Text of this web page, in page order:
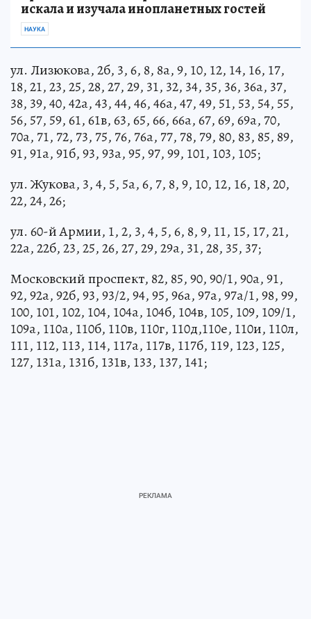
искала и изучала инопланетных гостей
НАУКА
ул. Лизюкова, 2б, 3, 6, 8, 8а, 9, 10, 12, 14, 16, 17,
18, 21, 23, 25, 28, 27, 29, 31, 32, 34, 35, 36, 36а, 37,
38, 39, 40, 42а, 43, 44, 46, 46а, 47, 49, 51, 53, 54, 55,
56, 57, 59, 61, 61в, 63, 65, 66, 66а, 67, 69, 69а, 70,
70а, 71, 72, 73, 75, 76, 76а, 77, 78, 79, 80, 83, 85, 89,
91, 91а, 91б, 93, 93а, 95, 97, 99, 101, 103, 105;
ул. Жукова, 3, 4, 5, 5а, 6, 7, 8, 9, 10, 12, 16, 18, 20,
22, 24, 26;
ул. 60-й Армии, 1, 2, 3, 4, 5, 6, 8, 9, 11, 15, 17, 21,
22а, 22б, 23, 25, 26, 27, 29, 29а, 31, 28, 35, 37;
Московский проспект, 82, 85, 90, 90/1, 90а, 91,
92, 92а, 92б, 93, 93/2, 94, 95, 96а, 97а, 97а/1, 98, 99,
100, 101, 102, 104, 104а, 104б, 104в, 105, 109, 109/1,
109а, 110а, 110б, 110в, 110г, 110д,110е, 110и, 110л,
111, 112, 113, 114, 117а, 117в, 117б, 119, 123, 125,
127, 131а, 131б, 131в, 133, 137, 141;